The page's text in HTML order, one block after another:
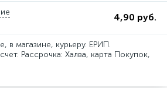
4,90 руб.
в магазине, курьеру. ЕРИП.
Рассрочка: Халва, карта Покупок,